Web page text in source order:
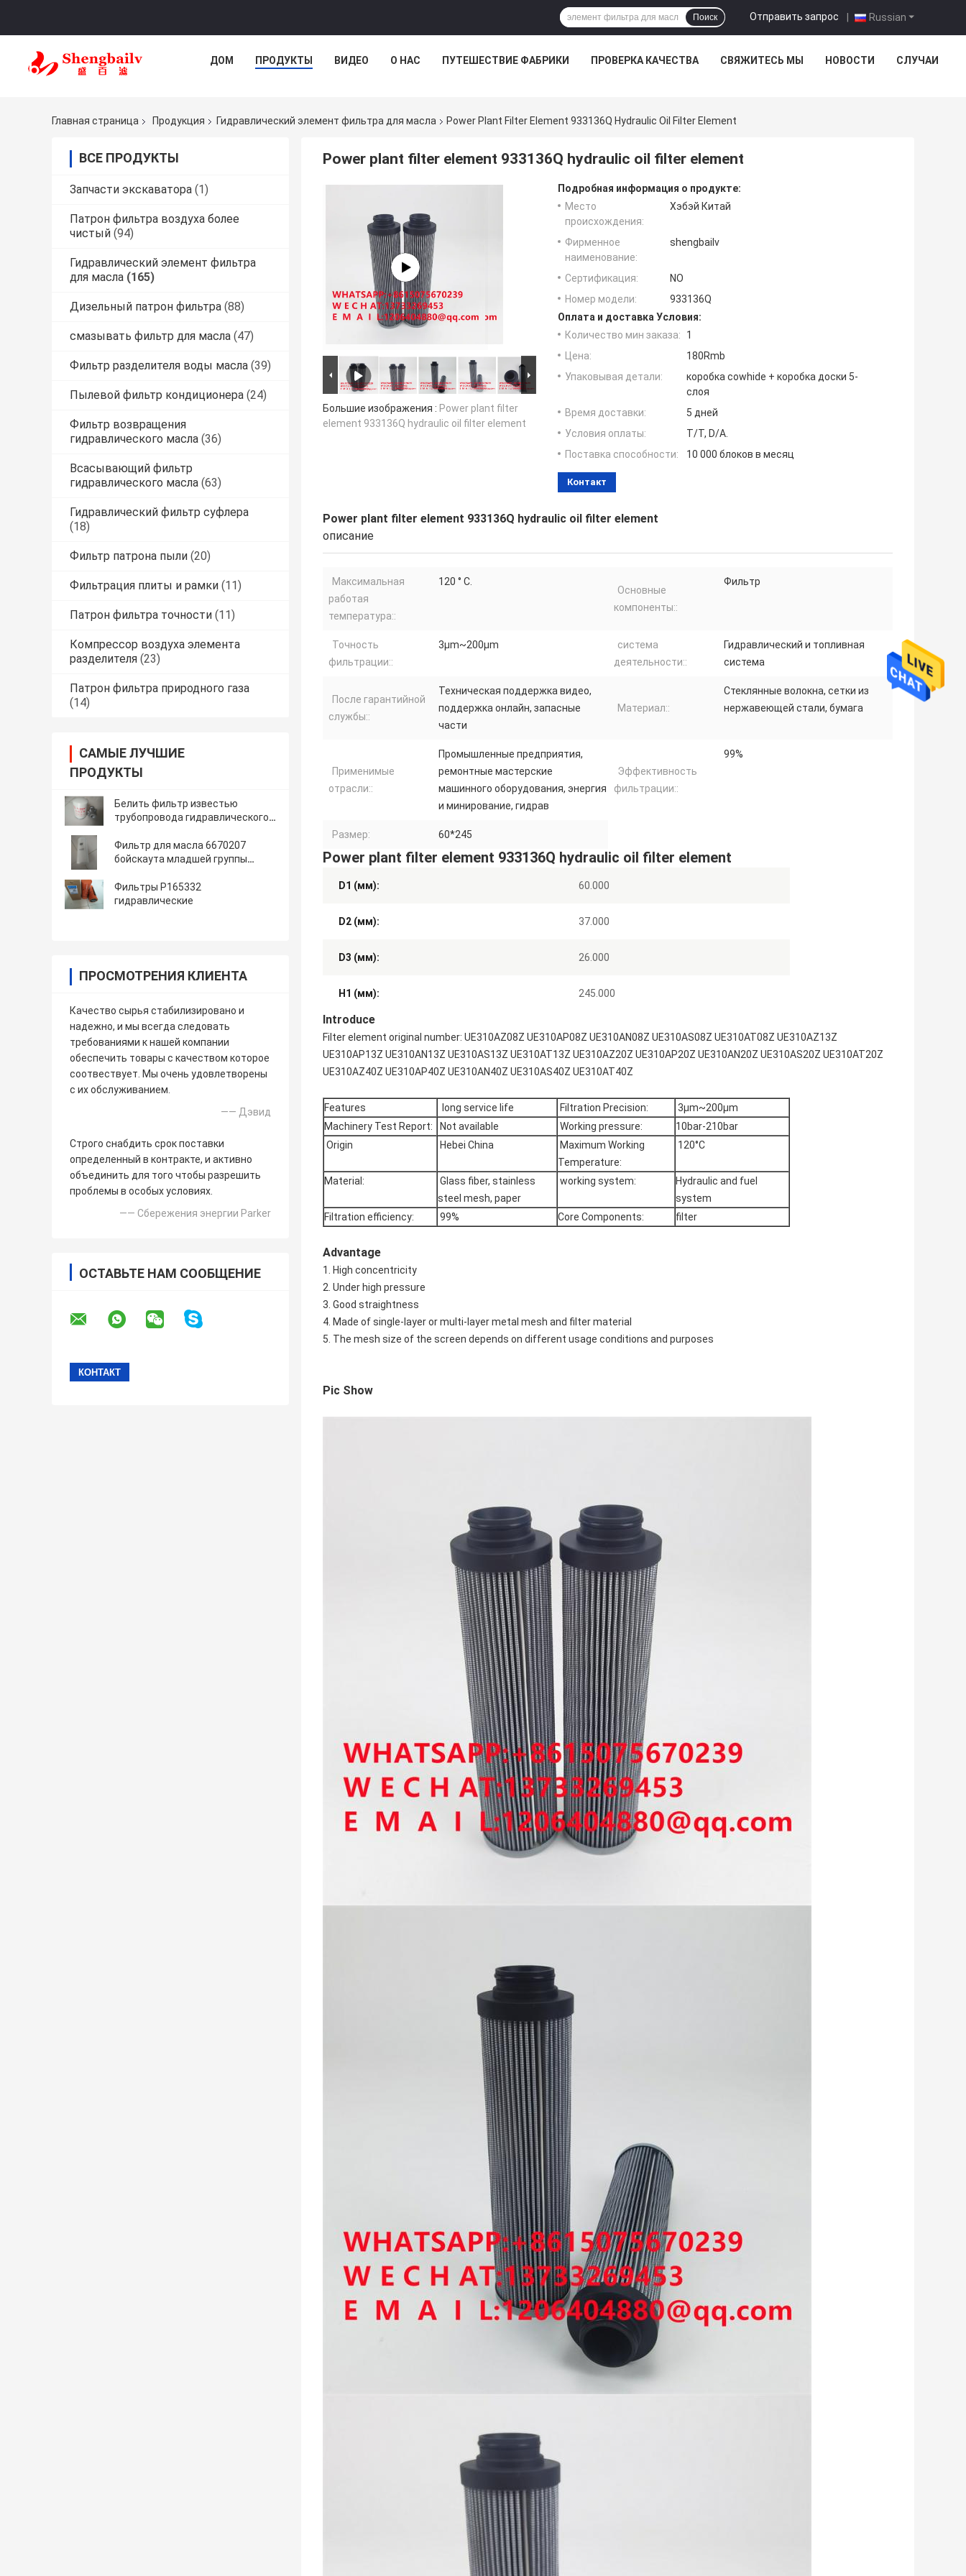
Russian
Отправить запрос |
Поиск
ДОМ ПРОДУКТЫ ВИДЕО О НАС ПУТЕШЕСТВИЕ ФАБРИКИ ПРОВЕРКА КАЧЕСТВА СВЯЖИТЕСЬ МЫ НОВОСТИ СЛУЧАИ
Главная страница Продукция Гидравлический элемент фильтра для масла Power Plant Filter Element 933136Q Hydraulic Oil Filter Element
ВСЕ ПРОДУКТЫ
Запчасти экскаватора (1)
Патрон фильтра воздуха более
чистый (94)
Гидравлический элемент фильтра
для масла (165)
Дизельный патрон фильтра (88)
смазывать фильтр для масла (47)
Фильтр разделителя воды масла (39)
Пылевой фильтр кондиционера (24)
Фильтр возвращения
гидравлического масла (36)
Всасывающий фильтр
гидравлического масла (63)
Гидравлический фильтр суфлера
(18)
Фильтр патрона пыли (20)
Фильтрация плиты и рамки (11)
Патрон фильтра точности (11)
Компрессор воздуха элемента
разделителя (23)
Патрон фильтра природного газа
(14)
САМЫЕ ЛУЧШИЕ
ПРОДУКТЫ
Белить фильтр известью
трубопровода гидравлического
Фильтр для масла 6670207
бойскаута младшей группы
гидравлический
Фильтры P165332
гидравлические
ПРОСМОТРЕНИЯ КЛИЕНТА
Качество сырья стабилизировано и
надежно, и мы всегда следовать
требованиями к нашей компании
обеспечить товары с качеством которое
соотвествует. Мы очень удовлетворены
с их обслуживанием.
—— Дэвид
Строго снабдить срок поставки
определенный в контракте, и активно
объединить для того чтобы разрешить
проблемы в особых условиях.
—— Сбережения энергии Parker
ОСТАВЬТЕ НАМ СООБЩЕНИЕ
Power plant filter element 933136Q hydraulic oil filter element
Большие изображения : Power plant filter
element 933136Q hydraulic oil filter element
Подробная информация о продукте:
Место
происхождения:
Хэбэй Китай
Фирменное
наименование:
shengbailv
Сертификация:
NO
Номер модели:
933136Q
Оплата и доставка Условия:
Количество мин заказа:
1
Цена:
180Rmb
Упаковывая детали:
коробка cowhide + коробка доски 5-
слоя
Время доставки:
5 дней
Условия оплаты:
T/T, D/A.
Поставка способности:
10 000 блоков в месяц
Контакт
Power plant filter element 933136Q hydraulic oil filter element
описание
Максимальная
работая
температура::
120 ° C.
Основные
компоненты::
Фильтр
Точность
фильтрации::
3μm~200μm
система
деятельности::
Гидравлический и топливная
система
После гарантийной
службы::
Техническая поддержка видео,
поддержка онлайн, запасные
части
Материал::
Стеклянные волокна, сетки из
нержавеющей стали, бумага
Применимые
отрасли::
Промышленные предприятия,
ремонтные мастерские
машинного оборудования, энергия
и минирование, гидрав
Эффективность
фильтрации::
99%
Размер: 60*245
Power plant filter element 933136Q hydraulic oil filter element
D1 (мм): 56.000 D2 (мм): 56.000 D3 (мм): 33.000 H1 (мм): 214.000
D1 (мм): 60.000
D2 (мм): 37.000
D3 (мм): 26.000
H1 (мм): 245.000
Introduce
Filter element original number: UE310AZ08Z UE310AP08Z UE310AN08Z UE310AS08Z UE310AT08Z UE310AZ13Z
UE310AP13Z UE310AN13Z UE310AS13Z UE310AT13Z UE310AZ20Z UE310AP20Z UE310AN20Z UE310AS20Z UE310AT20Z
UE310AZ40Z UE310AP40Z UE310AN40Z UE310AS40Z UE310AT40Z
Features long service life Filtration Precision:
3μm~200μm
Machinery Test Report:
Not available Working pressure:
10bar-210bar
Origin
Hebei China
Maximum Working
Temperature:
120°C
Material:
Glass fiber, stainless
steel mesh, paper
working system:
Hydraulic and fuel
system
Filtration efficiency:
99% Core Components: filter
Advantage
1. High concentricity
2. Under high pressure
3. Good straightness
4. Made of single-layer or multi-layer metal mesh and filter material
5. The mesh size of the screen depends on different usage conditions and purposes
Pic Show